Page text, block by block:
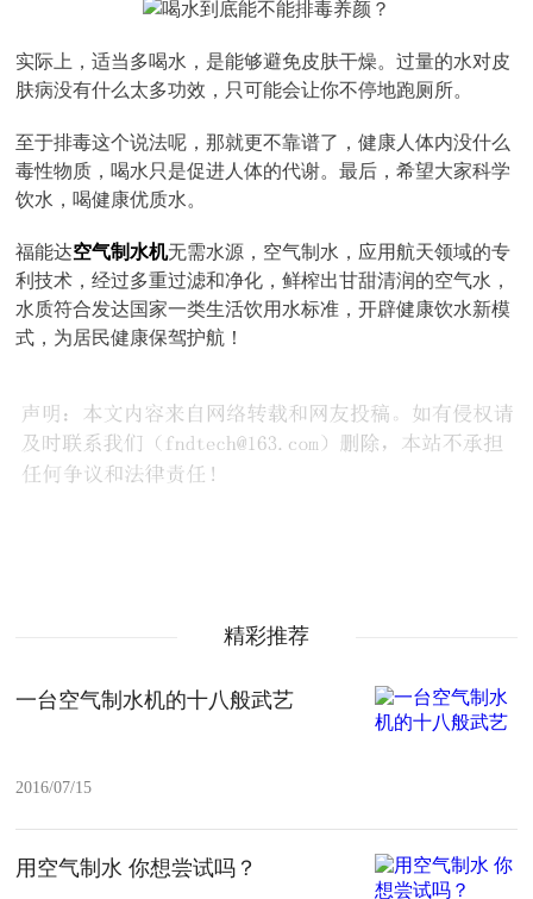
实际上，适当多喝水，是能够避免皮肤干燥。过量的水对皮
肤病没有什么太多功效，只可能会让你不停地跑厕所。
至于排毒这个说法呢，那就更不靠谱了，健康人体内没什么
毒性物质，喝水只是促进人体的代谢。最后，希望大家科学
饮水，喝健康优质水。
福能达空气制水机无需水源，空气制水，应用航天领域的专
利技术，经过多重过滤和净化，鲜榨出甘甜清润的空气水，
水质符合发达国家一类生活饮用水标准，开辟健康饮水新模
式，为居民健康保驾护航！
精彩推荐
一台空气制水机的十八般武艺
2016/07/15
用空气制水 你想尝试吗？